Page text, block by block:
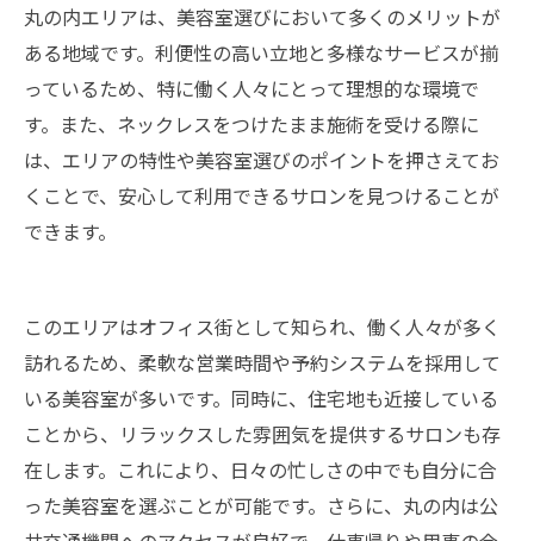
丸の内エリアでおすすめのネックレスに配慮し
た美容室
まとめ
丸の内について
丸の内で「株式会社美容室ロゼ」が選ばれる理
店舗概要
対応地域
丸の内エリアは、美容室選びにおいて多くのメリットが
ある地域です。利便性の高い立地と多様なサービスが揃
っているため、特に働く人々にとって理想的な環境で
す。また、ネックレスをつけたまま施術を受ける際に
は、エリアの特性や美容室選びのポイントを押さえてお
くことで、安心して利用できるサロンを見つけることが
できます。
このエリアはオフィス街として知られ、働く人々が多く
訪れるため、柔軟な営業時間や予約システムを採用して
いる美容室が多いです。同時に、住宅地も近接している
ことから、リラックスした雰囲気を提供するサロンも存
在します。これにより、日々の忙しさの中でも自分に合
った美容室を選ぶことが可能です。さらに、丸の内は公